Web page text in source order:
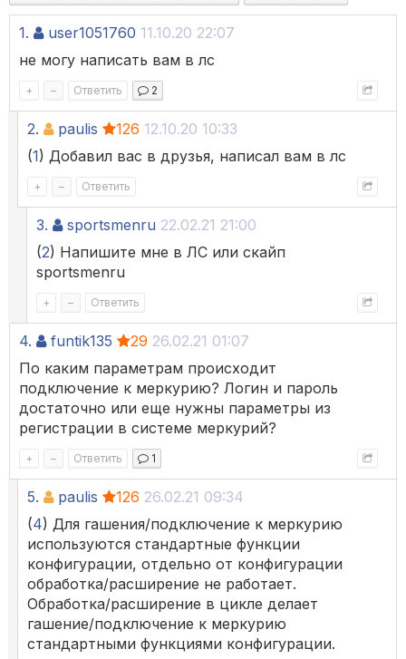
1. user1051760 11.10.20 22:07
не могу написать вам в лс
+ – Ответить 2
2. paulis 126 12.10.20 10:33
(1) Добавил вас в друзья, написал вам в лс
+ – Ответить
3. sportsmenru 22.02.21 21:00
(2) Напишите мне в ЛС или скайп
sportsmenru
+ – Ответить
4. funtik135 29 26.02.21 01:07
По каким параметрам происходит
подключение к меркурию? Логин и пароль
достаточно или еще нужны параметры из
регистрации в системе меркурий?
+ – Ответить 1
5. paulis 126 26.02.21 09:34
(4) Для гашения/подключение к меркурию
используются стандартные функции
конфигурации, отдельно от конфигурации
обработка/расширение не работает.
Обработка/расширение в цикле делает
гашение/подключение к меркурию
стандартными функциями конфигурации.